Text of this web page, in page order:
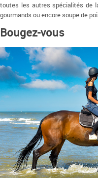
toutes les autres spécialités de
gourmands ou encore soupe de
Bougez-vous